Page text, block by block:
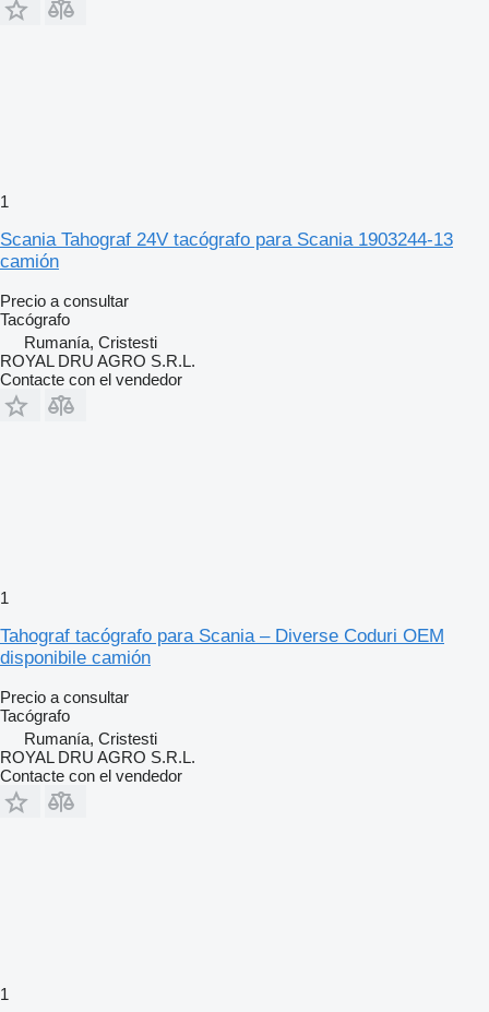
1
Scania Tahograf 24V tacógrafo para Scania 1903244-13
camión
Precio a consultar
Tacógrafo
Rumanía, Cristesti
ROYAL DRU AGRO S.R.L.
Contacte con el vendedor
1
Tahograf tacógrafo para Scania – Diverse Coduri OEM
disponibile camión
Precio a consultar
Tacógrafo
Rumanía, Cristesti
ROYAL DRU AGRO S.R.L.
Contacte con el vendedor
1